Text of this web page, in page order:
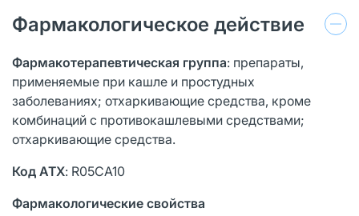
Фармакологическое действие
Фармакотерапевтическая группа: препараты,
применяемые при кашле и простудных
заболеваниях; отхаркивающие средства, кроме
комбинаций с противокашлевыми средствами;
отхаркивающие средства.
Код АТХ: R05CA10
Фармакологические свойства